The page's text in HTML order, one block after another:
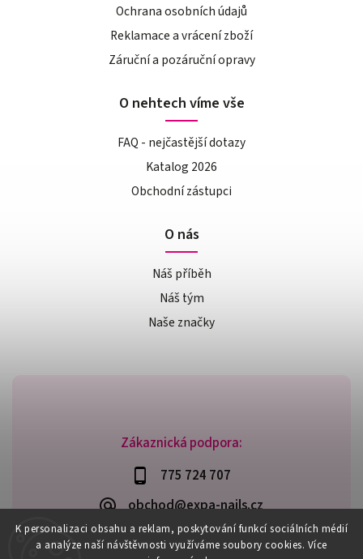
K personalizaci obsahu a reklam, poskytování funkcí sociálních médií
a analýze naší návštěvnosti využíváme soubory cookies. Více
Zákaznická podpora:
775 724 707
obchod@expa-nails.cz
Ochrana osobních údajů
Reklamace a vrácení zboží
Záruční a pozáruční opravy
O nehtech víme vše
FAQ - nejčastější dotazy
Katalog 2026
Obchodní zástupci
O nás
Náš příběh
Náš tým
Naše značky